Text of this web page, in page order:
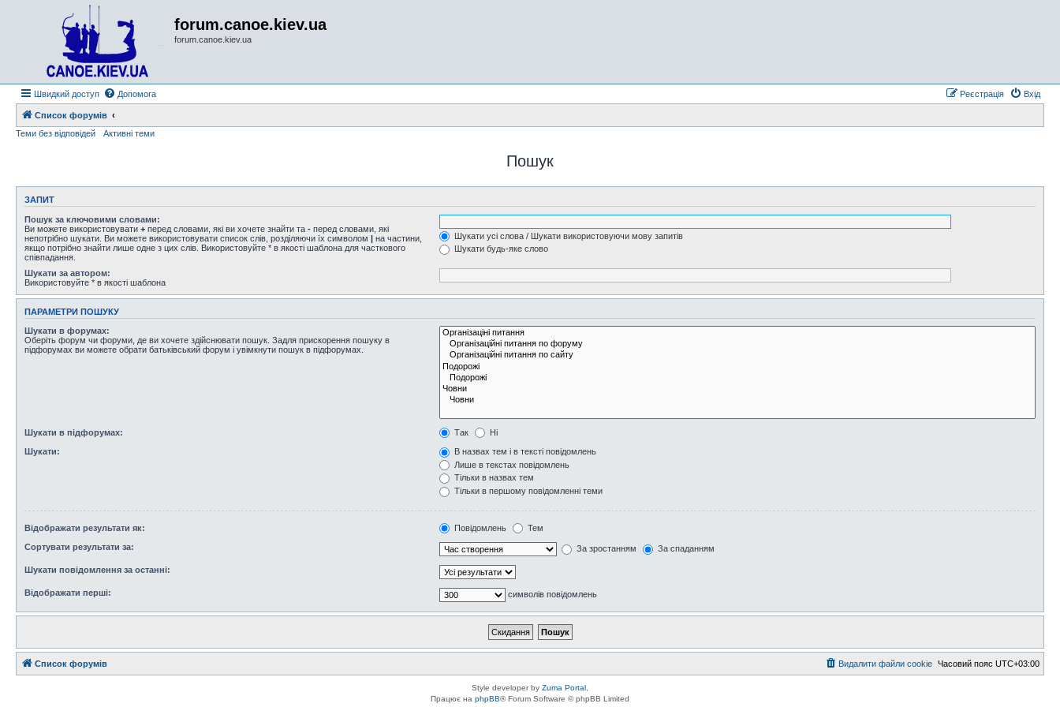
forum.canoe.kiev.ua
forum.canoe.kiev.ua
Швидкий доступ Допомога Вхід
Реєстрація
Список форумів
Теми без відповідей
Активні теми
Пошук
ЗАПИТ
Пошук за ключовими словами:
Ви можете використовувати + перед словами, які ви хочете знайти та - перед словами, які
непотрібно шукати. Ви можете використовувати список слів, розділяючи їх символом | на частини,
якщо потрібно знайти лише одне з цих слів. Використовуйте * в якості шаблона для часткового
співпадання.
Шукати усі слова / Шукати використовуючи мову запитів
Шукати будь-яке слово
Шукати за автором:
Використовуйте * в якості шаблона
ПАРАМЕТРИ ПОШУКУ
Шукати в форумах:
Оберіть форум чи форуми, де ви хочете здійснювати пошук. Задля прискорення пошуку в
підфорумах ви можете обрати батьківський форум і увімкнути пошук в підфорумах.
Шукати в підфорумах: Так Ні
Шукати:
В назвах тем і в тексті повідомлень
Лише в текстах повідомлень
Тільки в назвах тем
Тільки в першому повідомленні теми
Відображати результати як: Повідомлень Тем
Сортувати результати за: За зростанням За спаданням
Шукати повідомлення за останні:
Відображати перші: символів повідомлень
Список форумів Часовий пояс UTC+03:00
Видалити файли cookie
Style developer by Zuma Portal
Працює на phpBB® Forum Software © phpBB Limited